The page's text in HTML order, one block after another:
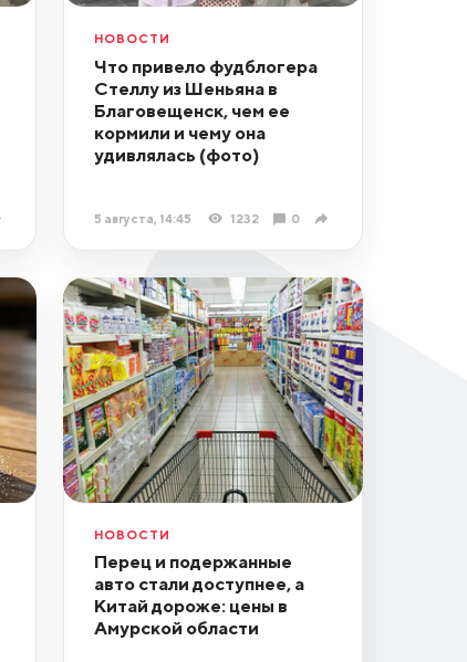
НОВОСТИ
Что привело фудблогера
Стеллу из Шеньяна в
Благовещенск, чем ее
кормили и чему она
удивлялась (фото)
5 августа, 14:45 1232 0
НОВОСТИ
Перец и подержанные
авто стали доступнее, а
Китай дороже: цены в
Амурской области